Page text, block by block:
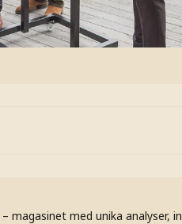
– magasinet med unika analyser,